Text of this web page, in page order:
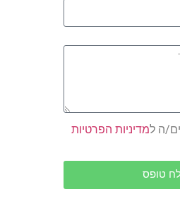
ה למדיניות הפרטיות
טופס